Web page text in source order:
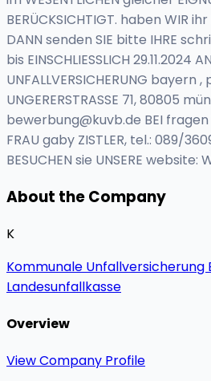
BERÜCKSICHTIGT. haben WIR
DANN senden SIE bitte IHRE
bis EINSCHLIESSLICH 29.11.2024
UNFALLVERSICHERUNG
UNGERERSTRASSE 71, 80805
bewerbung@kuvb.de BEI fragen
FRAU gaby ZISTLER, tel.: 089/
BESUCHEN sie UNSERE website:
About the Company
K
Kommunale Unfallversicherung
Landesunfallkasse
Overview
View Company Profile